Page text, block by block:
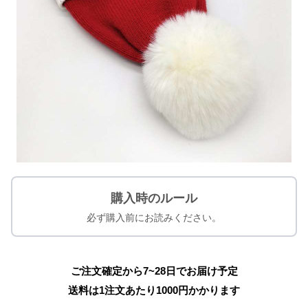
購入時のルール
必ず購入前にお読みください。
ご注文確定から7~28日でお届け予定
送料は1注文あたり 1000円かかります